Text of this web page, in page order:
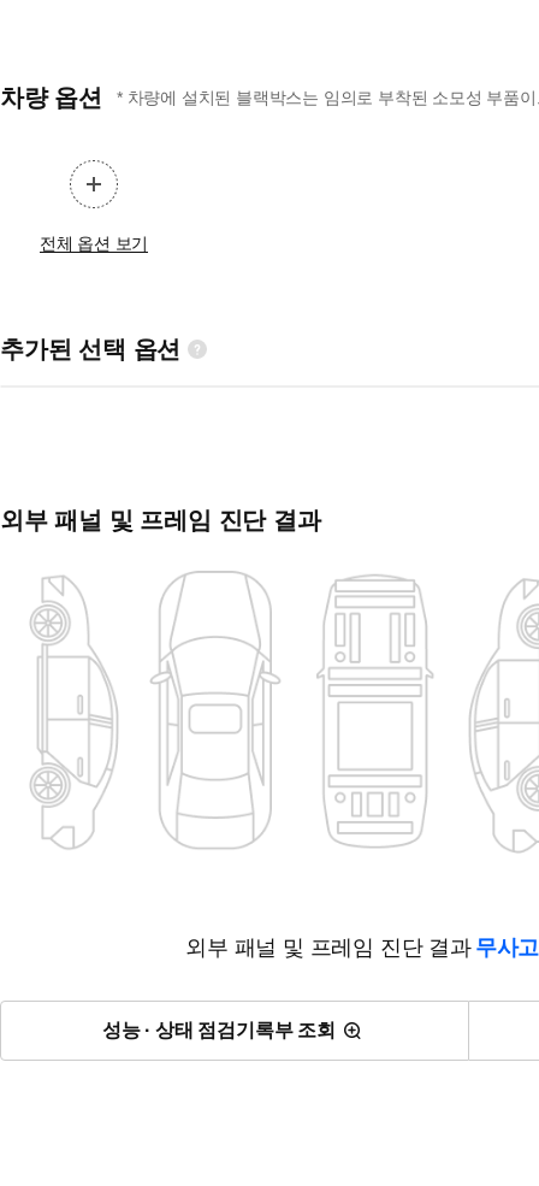
차량 옵션 * 차량에 설치된 블랙박스는 임의로 부착된 소모성 부품
전체 옵션 보기
추가된 선택 옵션
외부 패널 및 프레임 진단 결과
외부 패널 및 프레임 진단 결과 무사
성능 · 상태 점검기록부 조회